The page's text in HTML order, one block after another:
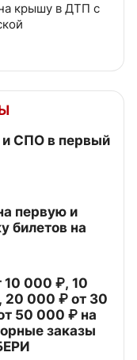
крышу в ДТП с
и СПО в первый
первую и
билетов на
10 000 ₽, 10
20 000 ₽ от 30
50 000 ₽ на
заказы